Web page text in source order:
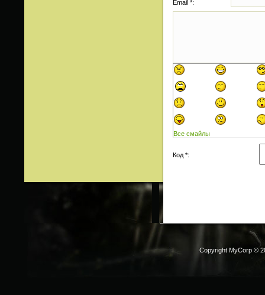
Email *:
Все смайлы
Код *:
Copyright MyCorp ©